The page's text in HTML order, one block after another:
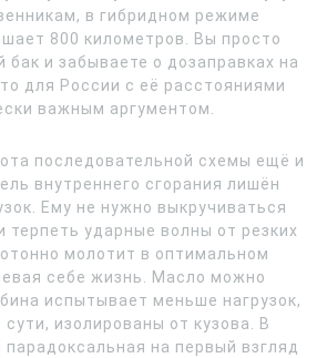
в гибридном режиме
800 километров. Вы просто
бак и забываете о дозаправках на
для России с её расстояниями
важным аргументом.
последовательной схемы ещё и
внутреннего сгорания лишён
Ему не нужно выкручиваться
терпеть ударные волны от резких
молотит в оптимальном
себе жизнь. Масло можно
испытывает меньше нагрузок,
изолированы от кузова. В
парадоксальная на первый взгляд